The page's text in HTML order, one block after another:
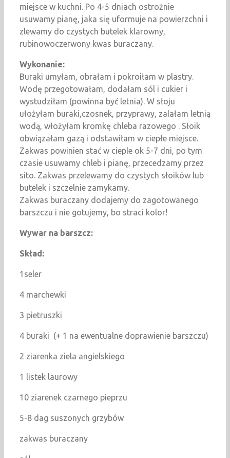
miejsce w kuchni. Po 4-5 dniach ostrożnie
usuwamy pianę, jaka się uformuje na powierzchni i
zlewamy do czystych butelek klarowny,
rubinowoczerwony kwas buraczany.
Wykonanie:
Buraki umyłam, obrałam i pokroiłam w plastry.
Wodę przegotowałam, dodałam sól i cukier i
wystudziłam (powinna być letnia). W słoju
ułożyłam buraki,czosnek, przyprawy, zalałam letnią
wodą, włożyłam kromkę chleba razowego . Słoik
obwiązałam gazą i odstawiłam w ciepłe miejsce.
Zakwas powinien stać w cieple ok 5-7 dni, po tym
czasie usuwamy chleb i pianę, przecedzamy przez
sito. Zakwas przelewamy do czystych słoików lub
butelek i szczelnie zamykamy.
Zakwas buraczany dodajemy do zagotowanego
barszczu i nie gotujemy, bo straci kolor!
Wywar na barszcz:
Skład:
1seler
4 marchewki
3 pietruszki
4 buraki (+ 1 na ewentualne doprawienie barszczu)
2 ziarenka ziela angielskiego
1 listek laurowy
10 ziarenek czarnego pieprzu
5-8 dag suszonych grzybów
zakwas buraczany